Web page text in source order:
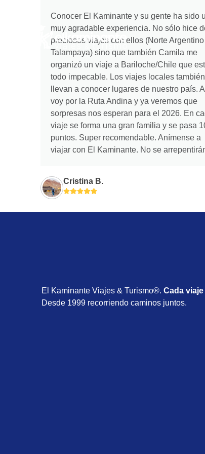
Conocer El Kaminante y su gente ha sido
muy agradable experiencia. No sólo hice
preciosos viajes con ellos (Norte
Talampaya) sino que también Camila me
organizó un viaje a Bariloche/Chile que
todo impecable. Los viajes locales
llevan a conocer lugares de nuestro país.
voy por la Ruta Andina y ya veremos que
sorpresas nos esperan para el 2026. En
viaje se forma una gran familia y se pasa
puntos. Super recomendable. Anímense a
viajar con El Kaminante. No se
Cristina B.
Puntuación:
El Kaminante Viajes & Turismo®.Cada
Desde 1999 recorriendo caminos juntos.